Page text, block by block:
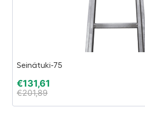
Seinätuki-75
€131,61
€201,89